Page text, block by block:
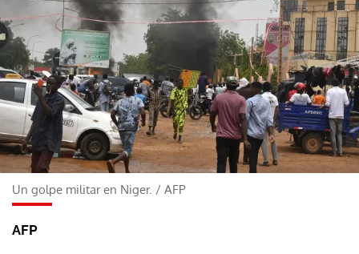
Un golpe militar en Niger. / AFP
AFP